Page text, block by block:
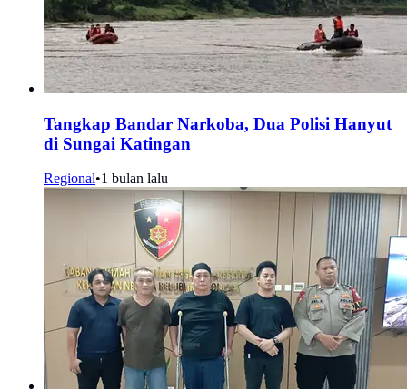
Tangkap Bandar Narkoba, Dua Polisi Hanyut
di Sungai Katingan
Regional•1 bulan lalu